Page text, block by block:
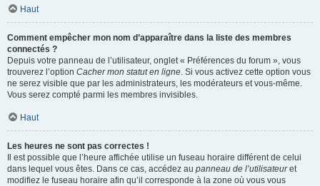
Haut
Comment empêcher mon nom d’apparaître dans la liste des membres
connectés ?
Depuis votre panneau de l’utilisateur, onglet « Préférences du forum », vous
trouverez l’option Cacher mon statut en ligne. Si vous activez cette option vous
ne serez visible que par les administrateurs, les modérateurs et vous-même.
Vous serez compté parmi les membres invisibles.
Haut
Les heures ne sont pas correctes !
Il est possible que l’heure affichée utilise un fuseau horaire différent de celui
dans lequel vous êtes. Dans ce cas, accédez au panneau de l’utilisateuret
modifiez le fuseau horaire afin qu’il corresponde à la zone où vous vous